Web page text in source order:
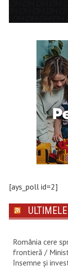
[ays_poll id=2]
România cere
frontieră /
însemne și